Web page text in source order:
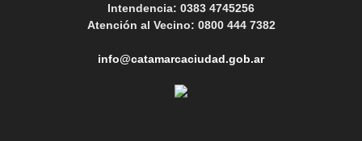
Intendencia: 0383 4745256
Atención al Vecino: 0800 444 7382
info@catamarcaciudad.gob.ar